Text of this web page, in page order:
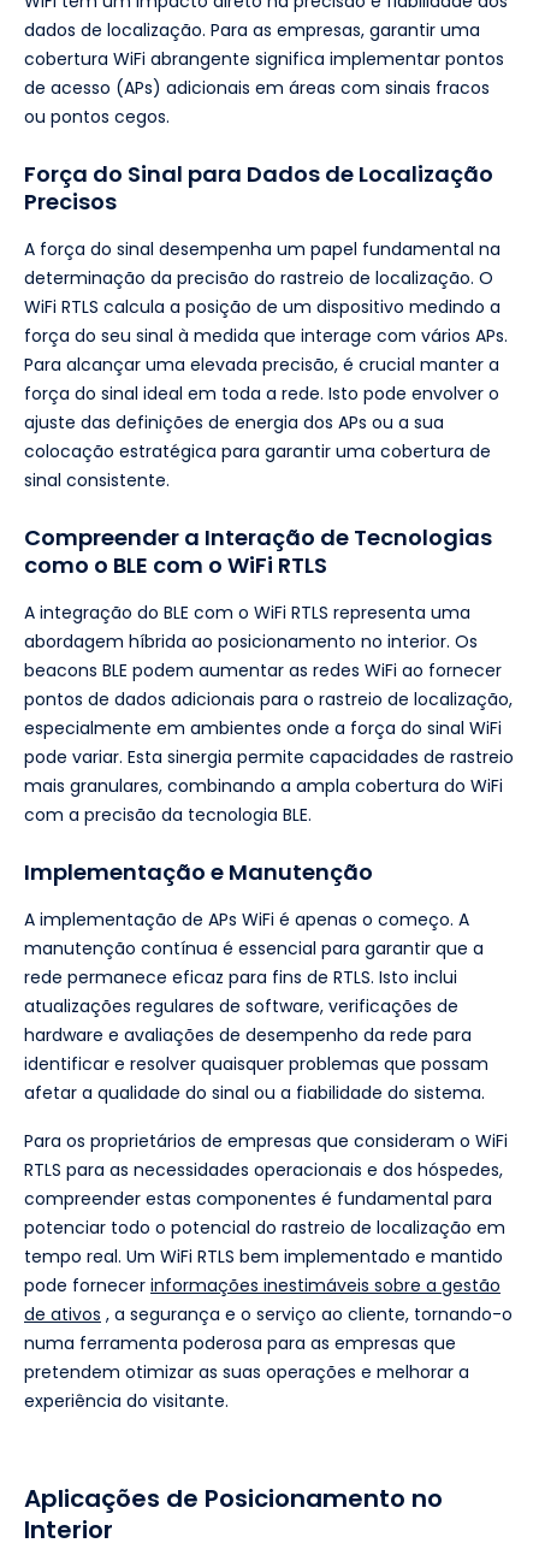
dados de localização. Para as empresas, garantir uma
cobertura WiFi abrangente significa implementar pontos
de acesso (APs) adicionais em áreas com sinais fracos
ou pontos cegos.
Força do Sinal para Dados de Localização
Precisos
A força do sinal desempenha um papel fundamental na
determinação da precisão do rastreio de localização. O
WiFi RTLS calcula a posição de um dispositivo medindo a
força do seu sinal à medida que interage com vários APs.
Para alcançar uma elevada precisão, é crucial manter a
força do sinal ideal em toda a rede. Isto pode envolver o
ajuste das definições de energia dos APs ou a sua
colocação estratégica para garantir uma cobertura de
sinal consistente.
Compreender a Interação de Tecnologias
como o BLE com o WiFi RTLS
A integração do BLE com o WiFi RTLS representa uma
abordagem híbrida ao posicionamento no interior. Os
beacons BLE podem aumentar as redes WiFi ao fornecer
pontos de dados adicionais para o rastreio de localização,
especialmente em ambientes onde a força do sinal WiFi
pode variar. Esta sinergia permite capacidades de rastreio
mais granulares, combinando a ampla cobertura do WiFi
com a precisão da tecnologia BLE.
Implementação e Manutenção
A implementação de APs WiFi é apenas o começo. A
manutenção contínua é essencial para garantir que a
rede permanece eficaz para fins de RTLS. Isto inclui
atualizações regulares de software, verificações de
hardware e avaliações de desempenho da rede para
identificar e resolver quaisquer problemas que possam
afetar a qualidade do sinal ou a fiabilidade do sistema.
Para os proprietários de empresas que consideram o WiFi
RTLS para as necessidades operacionais e dos hóspedes,
compreender estas componentes é fundamental para
potenciar todo o potencial do rastreio de localização em
tempo real. Um WiFi RTLS bem implementado e mantido
pode fornecer informações inestimáveis sobre a gestão
de ativos , a segurança e o serviço ao cliente, tornando-o
numa ferramenta poderosa para as empresas que
pretendem otimizar as suas operações e melhorar a
experiência do visitante.
Aplicações de Posicionamento no
Interior